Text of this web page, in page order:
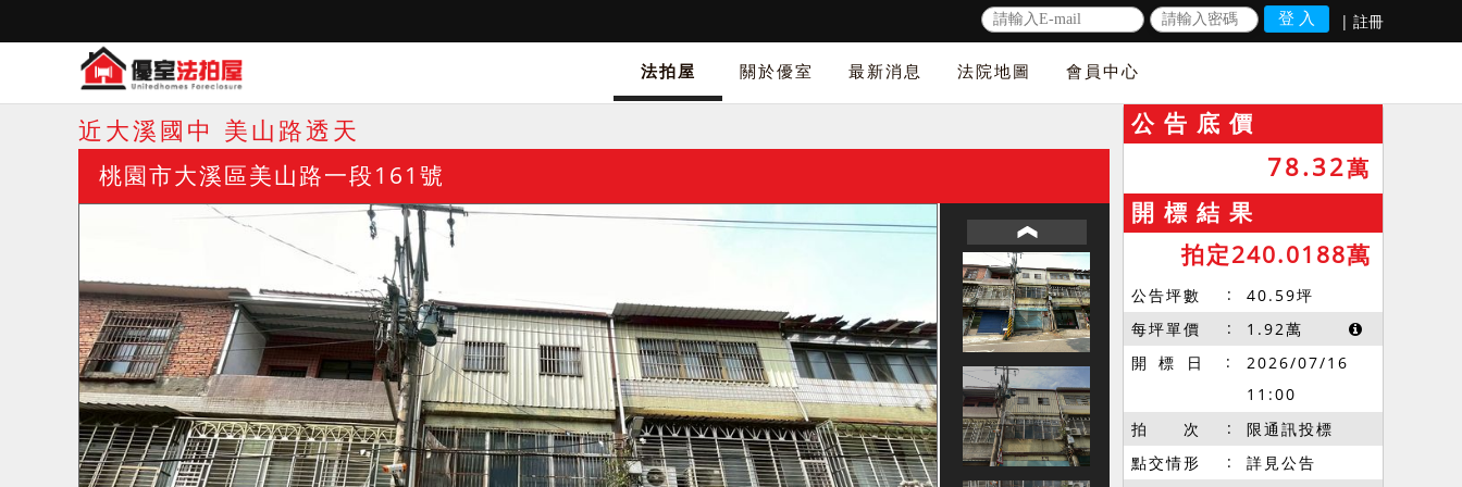
| 註冊
法拍屋 關於優室 最新消息 法院地圖 會員中心
近大溪國中 美山路透天
桃園市大溪區美山路一段161號
公 告 底 價
78.32萬
開 標 結 果
拍定240.0188萬
公告坪數 40.59坪
每坪單價
1.92萬
開 標 日
2026/07/16
11:00
拍 次
限通訊投標
點交情形
詳見公告